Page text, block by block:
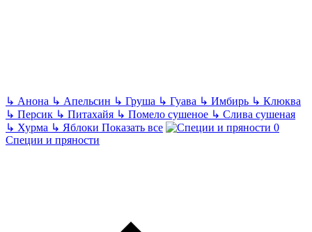
↳ Анона ↳ Апельсин ↳ Груша ↳ Гуава ↳ Имбирь ↳ Клюква
↳ Персик ↳ Питахайя ↳ Помело сушеное ↳ Слива сушеная
↳ Хурма ↳ Яблоки Показать все
Специи и пряности